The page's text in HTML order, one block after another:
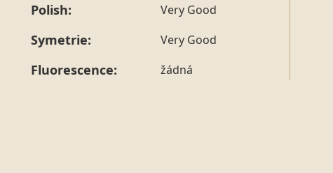
Polish: Very Good
Symetrie: Very Good
Fluorescence: žádná